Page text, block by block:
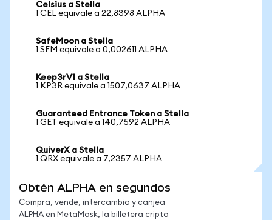
Celsius a Stella
1 CEL equivale a 22,8398 ALPHA
SafeMoon a Stella
1 SFM equivale a 0,002611 ALPHA
Keep3rV1 a Stella
1 KP3R equivale a 1507,0637 ALPHA
Guaranteed Entrance Token a Stella
1 GET equivale a 140,7592 ALPHA
QuiverX a Stella
1 QRX equivale a 7,2357 ALPHA
Obtén ALPHA en segundos
Compra, vende, intercambia y canjea
ALPHA en MetaMask, la billetera cripto